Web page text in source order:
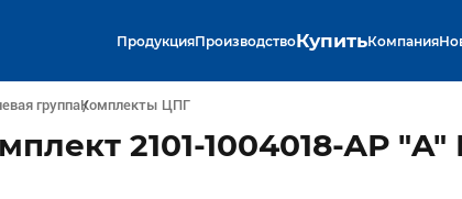
ПродукцияПроизводствоКупитьКомпания
группаКомплекты ЦПГ
2101-1004018-АР